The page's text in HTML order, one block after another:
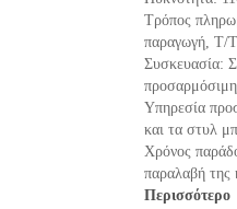
Τρόπος
παραγωγή, T/
Συσκευασία:
προσαρμόσιμη
Υπηρεσία
και τα στυλ
Χρόνος
παραλαβή της
Περισσότερο